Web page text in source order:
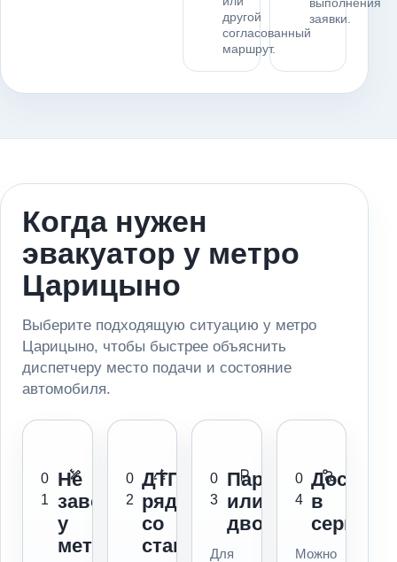
другой
согласованный
маршрут.
заявки.
Когда нужен
эвакуатор у метро
Царицыно
Выберите подходящую ситуацию у метро
Царицыно, чтобы быстрее объяснить
диспетчеру место подачи и состояние
автомобиля.
0
1
Не
заводится
у
метро
0
2
ДТП
рядом
со
станцией
0
3
Паркинг
или
двор
Для
0
4
в
сервис
Можно